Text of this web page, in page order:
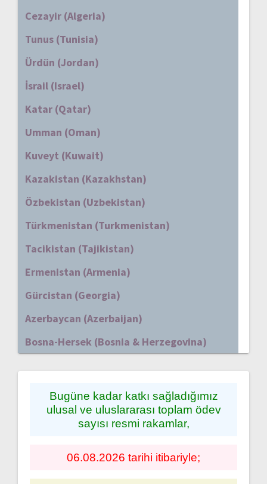
Cezayir (Algeria)
Tunus (Tunisia)
Ürdün (Jordan)
İsrail (Israel)
Katar (Qatar)
Umman (Oman)
Kuveyt (Kuwait)
Kazakistan (Kazakhstan)
Özbekistan (Uzbekistan)
Türkmenistan (Turkmenistan)
Tacikistan (Tajikistan)
Ermenistan (Armenia)
Gürcistan (Georgia)
Azerbaycan (Azerbaijan)
Bosna-Hersek (Bosnia & Herzegovina)
Bugüne kadar katkı sağladığımız
ulusal ve uluslararası toplam ödev
sayısı resmi rakamlar,
06.08.2026 tarihi itibariyle;